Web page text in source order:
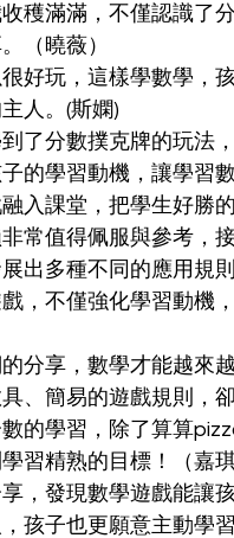
穫滿滿，不僅認識了
（曉薇）
好玩，這樣學數學，
人。(斯嫻)
了分數撲克牌的玩法
的學習動機，讓學習
入課堂，把學生好勝
常值得佩服與參考，
出多種不同的應用規
，不僅強化學習動機
分享，數學才能越來
、簡易的遊戲規則，
的學習，除了算算
習精熟的目標！（嘉琪
，發現數學遊戲能讓
孩子也更願意主動學